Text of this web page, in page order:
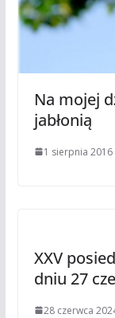
Na mojej
jabłonią
1 sierpnia 2016
XXV
dniu 27
28 czerwca